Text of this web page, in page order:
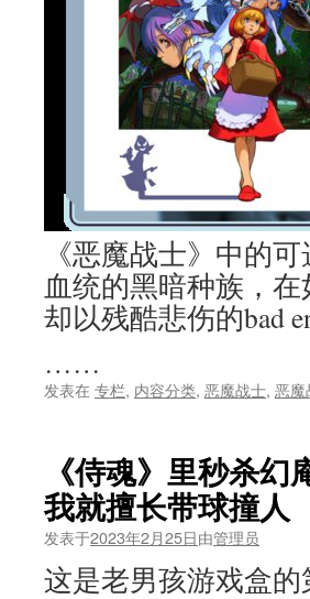
《恶魔战士》中的
血统的黑暗种族，
却以残酷悲伤的bad
……
发表在 专栏, 内容分类, 恶魔战士, 恶魔
《侍魂》里秒杀
我就擅长带球撞人
发表于2023年2月25日由管理员
这是老男孩游戏盒